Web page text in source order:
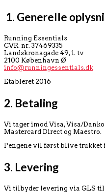
1. Generelle
Running Essentials
CVR. nr. 37469335
Landskronagade 49, 1. tv
2100 København Ø
info@runningessentials.dk
Etableret 2016
2. Betaling
Vi tager imod Visa, Visa/
Mastercard Direct og Maestro.
Pengene vil først blive trukket
3. Levering
Vi tilbyder levering via GLS til